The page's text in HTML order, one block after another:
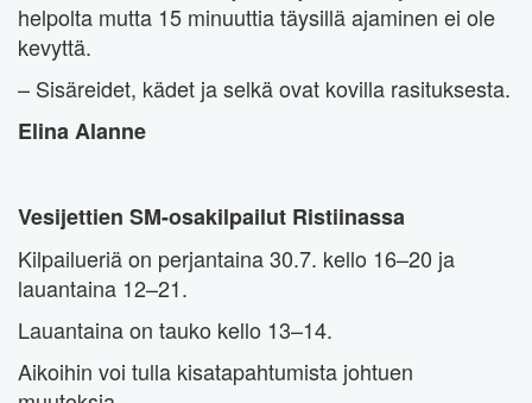
helpolta mutta 15 minuuttia täysillä ajaminen ei ole
kevyttä.
– Sisäreidet, kädet ja selkä ovat kovilla rasituksesta.
Elina Alanne
Vesijettien SM-osakilpailut Ristiinassa
Kilpailueriä on perjantaina 30.7. kello 16–20 ja
lauantaina 12–21.
Lauantaina on tauko kello 13–14.
Aikoihin voi tulla kisatapahtumista johtuen